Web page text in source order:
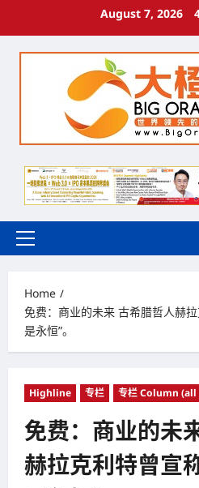
August 7, 2026
Primary
Home
免费：商业的未来 古希腊哲人赫
是永恒”。
Highline 专栏 专栏 Column
免费：商业的未
赫拉克利特曾宣